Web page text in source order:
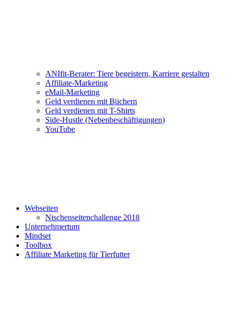
ANIfit-Berater: Tiere begeistern, Karriere gestalten
Affiliate-Marketing
eMail-Marketing
Geld verdienen mit Büchern
Geld verdienen mit T-Shirts
Side-Hustle (Nebenbeschäftigungen)
YouTube
Webseiten
Nischenseitenchallenge 2018
Unternehmertum
Mindset
Toolbox
Affiliate Marketing für Tierfutter